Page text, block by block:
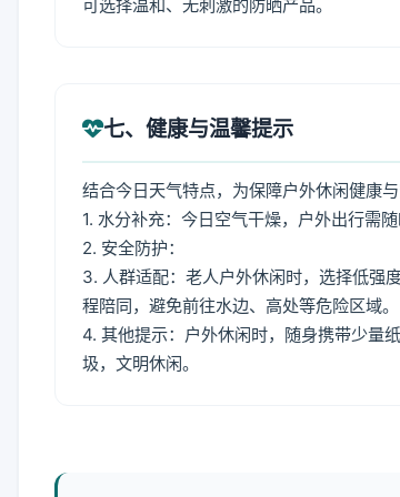
可选择温和、无刺激的防晒产品。
七、健康与温馨提示
结合今日天气特点，为保障户外休闲健康
1. 水分补充：今日空气干燥，户外出行需
2. 安全防护：
3. 人群适配：老人户外休闲时，选择低强
程陪同，避免前往水边、高处等危险区域。
4. 其他提示：户外休闲时，随身携带少量
圾，文明休闲。